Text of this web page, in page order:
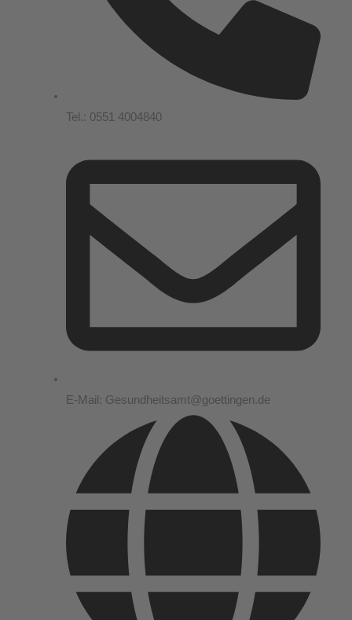
Tel.: 0551 4004840
E-Mail: Gesundheitsamt@goettingen.de